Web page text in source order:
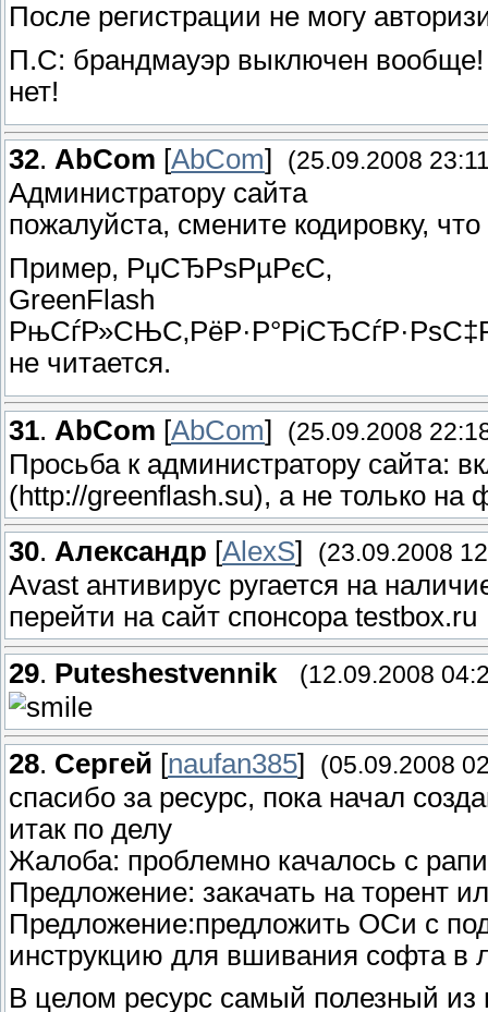
После регистрации не могу
П.С: брандмауэр выключен вообще!
нет!
32. AbCom [AbCom] (25.09.2008
Администратору сайта
пожалуйста, смените кодировку,
Пример, РџСЂРѕРµРєС‚
GreenFlash
не читается.
31. AbCom [AbCom] (25.09.2008
Просьба к администратору сайта:
(http://greenflash.su), а не только на
30. Александр [AlexS] (23.09.2008
Avast антивирус ругается на
перейти на сайт спонсора testbox.ru
29. Puteshestvennik (12.09.2008
28. Сергей [naufan385] (05.09.2008
спасибо за ресурс, пока начал
итак по делу
Жалоба: проблемно качалось с
Предложение: закачать на торент
Предложение:предложить ОСи с
инструкцию для вшивания софта в
В целом ресурс самый полезный